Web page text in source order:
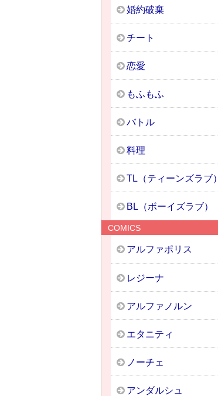
婚約破棄
チート
恋愛
もふもふ
バトル
料理
TL（ティーンズラブ）
BL（ボーイズラブ）
COMICS
アルファポリス
レジーナ
アルファノルン
エタニティ
ノーチェ
アンダルシュ